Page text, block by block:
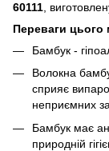
60111 ,
Переваги цього
Бамбук -
Волокна
сприяє
неприємних
Бамбук має
природній